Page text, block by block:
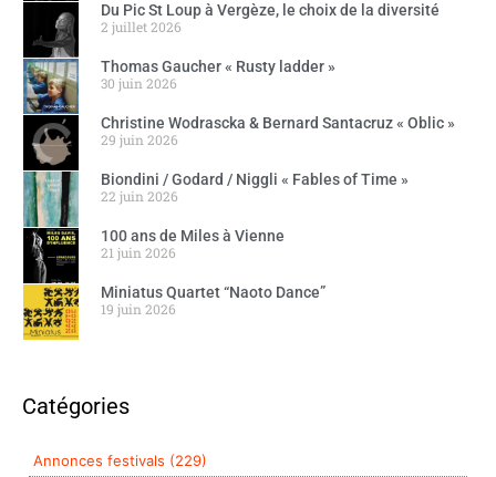
Du Pic St Loup à Vergèze, le choix de la diversité
2 juillet 2026
Thomas Gaucher « Rusty ladder »
30 juin 2026
Christine Wodrascka & Bernard Santacruz « Oblic »
29 juin 2026
Biondini / Godard / Niggli « Fables of Time »
22 juin 2026
100 ans de Miles à Vienne
21 juin 2026
Miniatus Quartet “Naoto Dance”
19 juin 2026
Catégories
Annonces festivals (229)